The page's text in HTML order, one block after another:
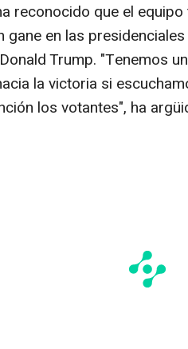
reconocido que el
gane en las
Trump. "Tenemos
la victoria si
los votantes", ha